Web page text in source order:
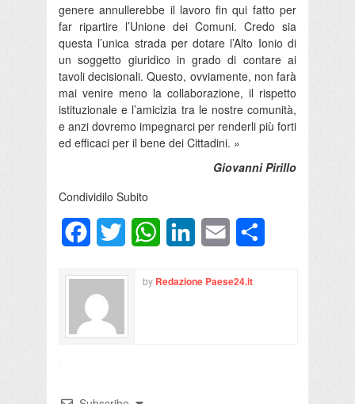
genere annullerebbe il lavoro fin qui fatto per
far ripartire l’Unione dei Comuni. Credo sia
questa l’unica strada per dotare l’Alto Ionio di
un soggetto giuridico in grado di contare ai
tavoli decisionali. Questo, ovviamente, non farà
mai venire meno la collaborazione, il rispetto
istituzionale e l’amicizia tra le nostre comunità,
e anzi dovremo impegnarci per renderli più forti
ed efficaci per il bene dei Cittadini. »
Giovanni Pirillo
Condividilo Subito
FacebookTwitter WhatsAppLinkedInEmail
by Redazione Paese24.it